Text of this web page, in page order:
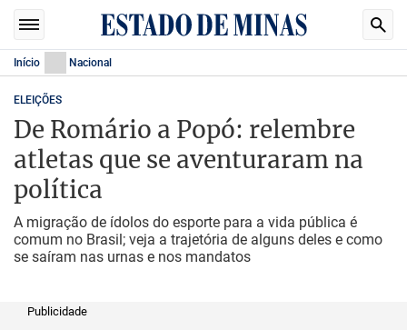
Início Nacional
ELEIÇÕES
De Romário a Popó: relembre
atletas que se aventuraram na
política
A migração de ídolos do esporte para a vida pública é
comum no Brasil; veja a trajetória de alguns deles e como
se saíram nas urnas e nos mandatos
Publicidade